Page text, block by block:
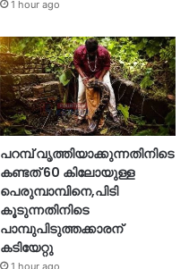
1 hour ago
പറമ്പ് വൃത്തിയാക്കുന്നതിനിടെ
കണ്ടത് 60 കിലോയുള്ള
പെരുമ്പാമ്പിനെ,പിടി
കൂടുന്നതിനിടെ
പാമ്പുപിടുത്തക്കാരന്
കടിയേറ്റു
1 hour ago